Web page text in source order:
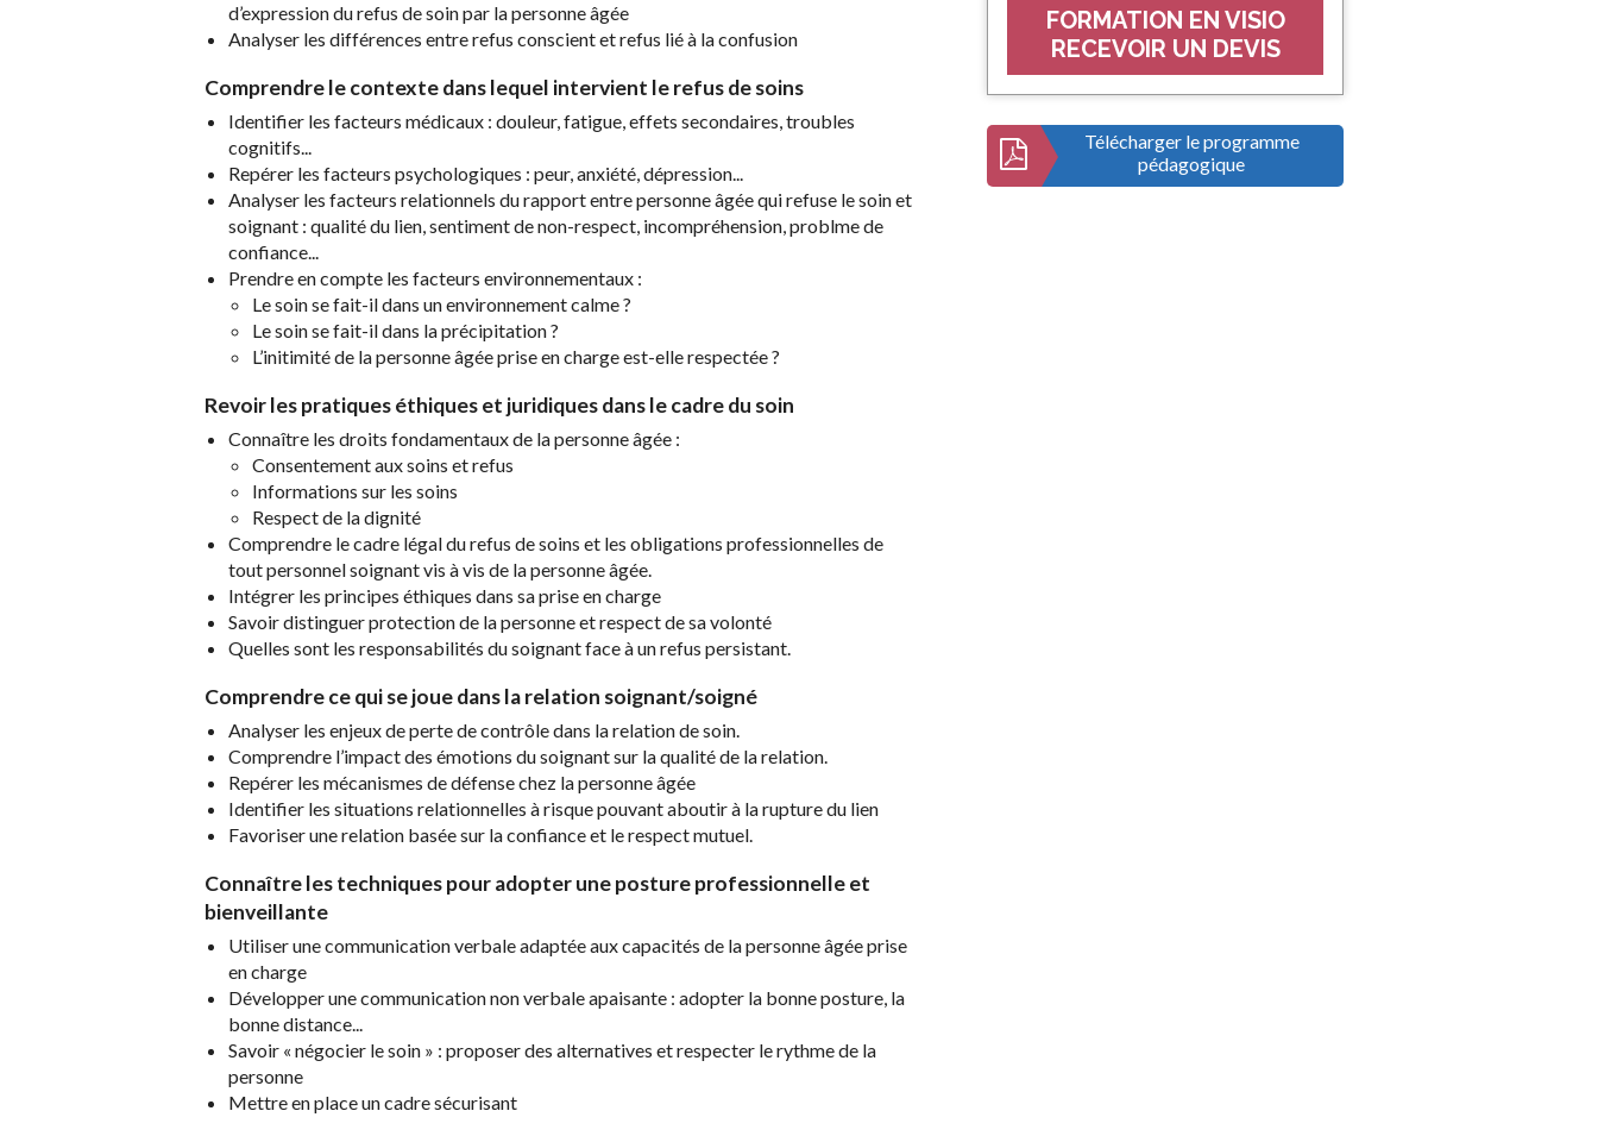
d’expression du refus de soin par la personne âgée
Analyser les différences entre refus conscient et refus lié à la confusion
Comprendre le contexte dans lequel intervient le refus de soins
Identifier les facteurs médicaux : douleur, fatigue, effets secondaires, troubles
cognitifs...
Repérer les facteurs psychologiques : peur, anxiété, dépression...
Analyser les facteurs relationnels du rapport entre personne âgée qui refuse le soin et
soignant : qualité du lien, sentiment de non-respect, incompréhension, problme de
confiance...
Prendre en compte les facteurs environnementaux :
Le soin se fait-il dans un environnement calme ?
Le soin se fait-il dans la précipitation ?
L’initimité de la personne âgée prise en charge est-elle respectée ?
Revoir les pratiques éthiques et juridiques dans le cadre du soin
Connaître les droits fondamentaux de la personne âgée :
Consentement aux soins et refus
Informations sur les soins
Respect de la dignité
Comprendre le cadre légal du refus de soins et les obligations professionnelles de
tout personnel soignant vis à vis de la personne âgée.
Intégrer les principes éthiques dans sa prise en charge
Savoir distinguer protection de la personne et respect de sa volonté
Quelles sont les responsabilités du soignant face à un refus persistant.
Comprendre ce qui se joue dans la relation soignant/soigné
Analyser les enjeux de perte de contrôle dans la relation de soin.
Comprendre l’impact des émotions du soignant sur la qualité de la relation.
Repérer les mécanismes de défense chez la personne âgée
Identifier les situations relationnelles à risque pouvant aboutir à la rupture du lien
Favoriser une relation basée sur la confiance et le respect mutuel.
Connaître les techniques pour adopter une posture professionnelle et
bienveillante
Utiliser une communication verbale adaptée aux capacités de la personne âgée prise
en charge
Développer une communication non verbale apaisante : adopter la bonne posture, la
bonne distance...
Savoir « négocier le soin » : proposer des alternatives et respecter le rythme de la
personne
Mettre en place un cadre sécurisant
FORMATION EN VISIO
RECEVOIR UN DEVIS
Télécharger le programme
pédagogique